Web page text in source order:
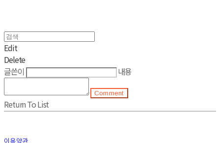
Edit
Delete
글쓴이
내용
Comment
Return To List
이용약관